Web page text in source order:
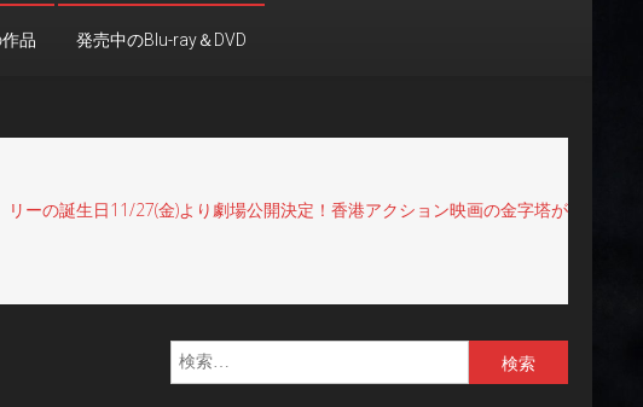
品 発売中のBlu-ray＆DVD
ーの誕生日11/27(金)より劇場公開決定！香港アクション映画の金字塔が
索: